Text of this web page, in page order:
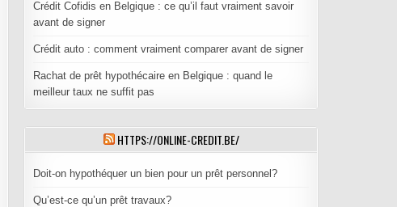
Crédit Cofidis en Belgique : ce qu’il faut vraiment savoir
avant de signer
Crédit auto : comment vraiment comparer avant de signer
Rachat de prêt hypothécaire en Belgique : quand le
meilleur taux ne suffit pas
HTTPS://ONLINE-CREDIT.BE/
Doit-on hypothéquer un bien pour un prêt personnel?
Qu’est-ce qu’un prêt travaux?